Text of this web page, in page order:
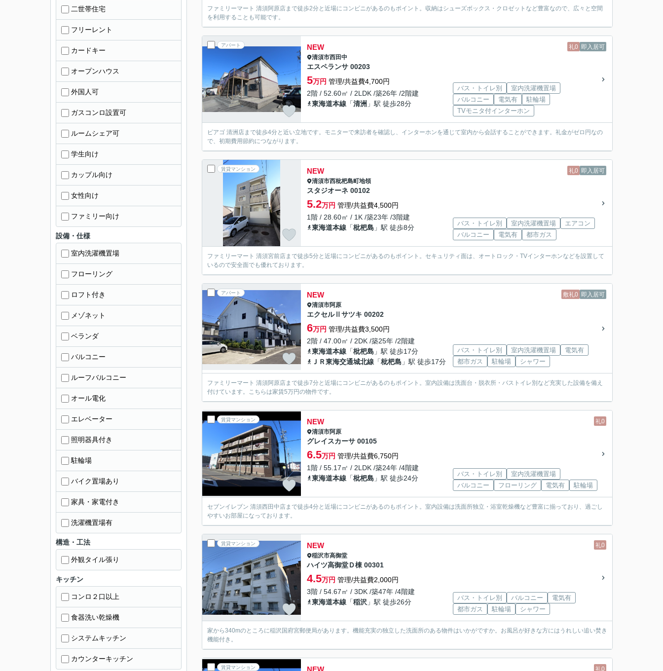
ファミリーマート 清須阿原店まで徒歩2分と近場にコンビニがあるのもポイント。収納はシューズボックス・クロゼットなど豊富なので、広々と空間
を利用することも可能です。
アパート 礼0 即入居可
NEW
清須市西田中
エスペランサ 00203
5万円 管理/共益費4,700円
2階 / 52.60㎡ / 2LDK /築26年 /2階建
東海道本線 「清洲 」駅 徒歩28分
バス・トイレ別
室内洗濯機置場
バルコニー
電気有
駐輪場
TVモニタ付インターホン
ピアゴ 清洲店まで徒歩4分と近い立地です。モニターで来訪者を確認し、インターホンを通じて室内から会話することができます。礼金がゼロ円なの
で、初期費用節約につながります。
賃貸マンション 礼0 即入居可
NEW
清須市西枇杷島町地領
スタジオーネ 00102
5.2万円 管理/共益費4,500円
1階 / 28.60㎡ / 1K /築23年 /3階建
東海道本線 「枇杷島 」駅 徒歩8分
バス・トイレ別 室内洗濯機置場
エアコン
バルコニー
電気有 都市ガス
ファミリーマート 清須宮前店まで徒歩5分と近場にコンビニがあるのもポイント。セキュリティ面は、オートロック・TVインターホンなどを設置して
いるので安全面でも優れております。
アパート 敷礼0 即入居可
NEW
清須市阿原
エクセルⅡサツキ 00202
6万円 管理/共益費3,500円
2階 / 47.00㎡ / 2DK /築25年 /2階建
東海道本線 「枇杷島 」駅 徒歩17分
ＪＲ東海交通城北線 「枇杷島 」駅 徒歩17分
バス・トイレ別 室内洗濯機置場
電気有
都市ガス
駐輪場 シャワー
ファミリーマート 清須阿原店まで徒歩7分と近場にコンビニがあるのもポイント。室内設備は洗面台・脱衣所・バストイレ別など充実した設備を備え
付けています。こちらは家賃5万円の物件です。
賃貸マンション 礼0
NEW
清須市阿原
グレイスカーサ 00105
6.5万円 管理/共益費6,750円
1階 / 55.17㎡ / 2LDK /築24年 /4階建
東海道本線 「枇杷島 」駅 徒歩24分
バス・トイレ別
室内洗濯機置場
バルコニー
フローリング 電気有 駐輪場
セブンイレブン 清須西田中店まで徒歩4分と近場にコンビニがあるのもポイント。室内設備は洗面所独立・浴室乾燥機など豊富に揃っており、過ごし
やすいお部屋になっております。
賃貸マンション 礼0
NEW
稲沢市高御堂
ハイツ高御堂Ｄ棟 00301
4.5万円 管理/共益費2,000円
3階 / 54.67㎡ / 3DK /築47年 /4階建
東海道本線 「稲沢 」駅 徒歩26分
バス・トイレ別 バルコニー
電気有
都市ガス
駐輪場 シャワー
家から340mのところに稲沢国府宮郵便局があります。機能充実の独立した洗面所のある物件はいかがですか。お風呂が好きな方にはうれしい追い焚き
機能付き。
賃貸マンション 礼0
NEW
二世帯住宅
フリーレント
カードキー
オープンハウス
外国人可
ガスコンロ設置可
ルームシェア可
学生向け
カップル向け
女性向け
ファミリー向け
設備・仕様
室内洗濯機置場
フローリング
ロフト付き
メゾネット
ベランダ
バルコニー
ルーフバルコニー
オール電化
エレベーター
照明器具付き
駐輪場
バイク置場あり
家具・家電付き
洗濯機置場有
構造・工法
外観タイル張り
キッチン
コンロ２口以上
食器洗い乾燥機
システムキッチン
カウンターキッチン